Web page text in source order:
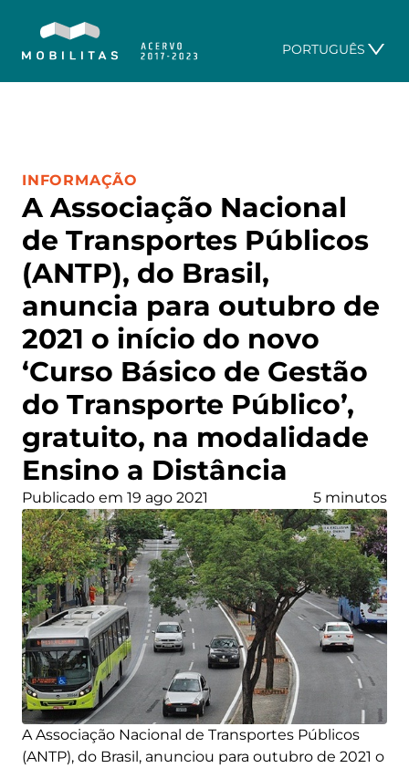
PORTUGUÊS
A Associação Nacional
de Transportes Públicos
(ANTP), do Brasil,
anuncia para outubro de
2021 o início do novo
‘Curso Básico de Gestão
do Transporte Público’,
gratuito, na modalidade
Ensino a Distância
CATEGORIA:
INFORMAÇÃO
Publicado em 19 ago 2021 5 minutos
A Associação Nacional de Transportes Públicos
(ANTP), do Brasil, anunciou para outubro de 2021 o